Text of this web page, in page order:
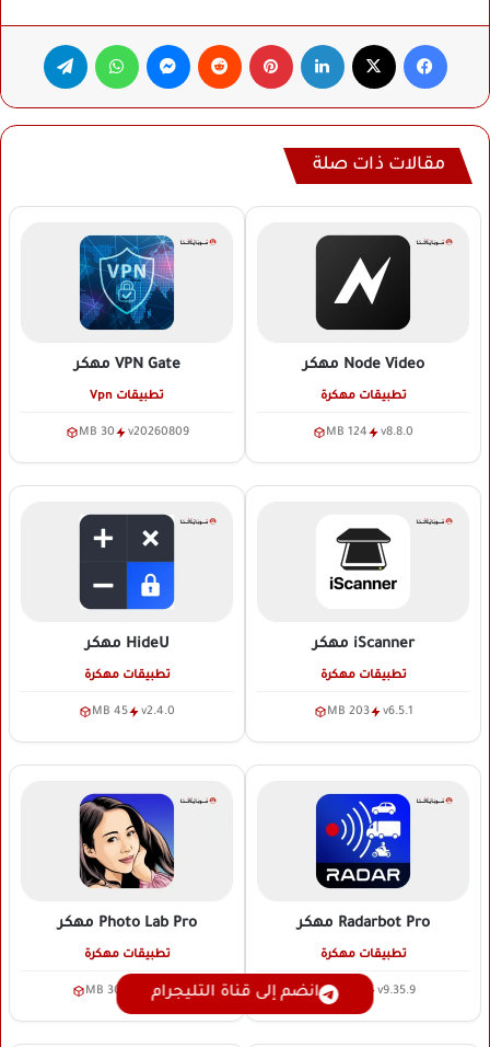
فيسبوك لينكدإن بينتيريست ماسنجر واتساب
مقالات ذات صلة
Node Video مهكر
تطبيقات مهكرة
v8.8.0
124 MB
VPN Gate مهكر
تطبيقات Vpn
v20260809
30 MB
iScanner مهكر
تطبيقات مهكرة
v6.5.1
203 MB
HideU مهكر
تطبيقات مهكرة
v2.4.0
45 MB
Radarbot Pro مهكر
تطبيقات مهكرة
v9.35.9
Photo Lab Pro مهكر
تطبيقات مهكرة
v3.13.113
30 MB انضم إلى قناة التليجرام